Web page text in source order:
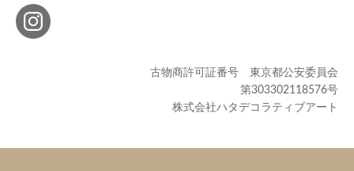
古物商許可証番号 東京都公安委員会
第303302118576号
株式会社ハタデコラティブアート